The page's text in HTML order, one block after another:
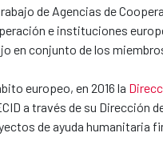
de Agencias de
e instituciones
en conjunto de los
europeo, en 2016 la
a través de su Dirección
de ayuda humanitaria